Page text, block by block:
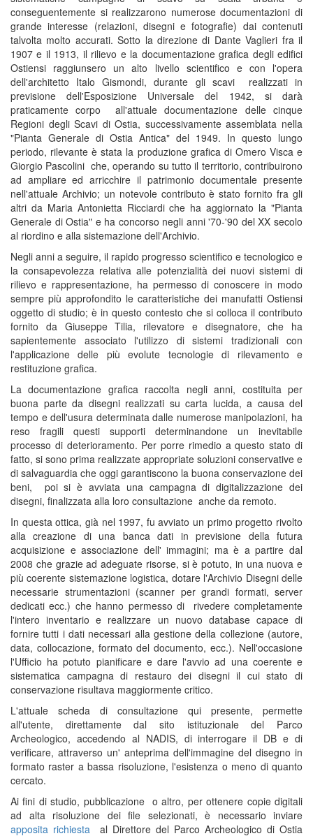
conseguentemente si realizzarono numerose documentazioni di
grande interesse (relazioni, disegni e fotografie) dai contenuti
talvolta molto accurati. Sotto la direzione di Dante Vaglieri fra il
1907 e il 1913, il rilievo e la documentazione grafica degli edifici
Ostiensi raggiunsero un alto livello scientifico e con l'opera
dell'architetto Italo Gismondi, durante gli scavi realizzati in
previsione dell'Esposizione Universale del 1942, si darà
praticamente corpo all'attuale documentazione delle cinque
Regioni degli Scavi di Ostia, successivamente assemblata nella
"Pianta Generale di Ostia Antica" del 1949. In questo lungo
periodo, rilevante è stata la produzione grafica di Omero Visca e
Giorgio Pascolini che, operando su tutto il territorio, contribuirono
ad ampliare ed arricchire il patrimonio documentale presente
nell'attuale Archivio; un notevole contributo è stato fornito fra gli
altri da Maria Antonietta Ricciardi che ha aggiornato la "Pianta
Generale di Ostia" e ha concorso negli anni '70-'90 del XX secolo
al riordino e alla sistemazione dell'Archivio.
Negli anni a seguire, il rapido progresso scientifico e tecnologico e
la consapevolezza relativa alle potenzialità dei nuovi sistemi di
rilievo e rappresentazione, ha permesso di conoscere in modo
sempre più approfondito le caratteristiche dei manufatti Ostiensi
oggetto di studio; è in questo contesto che si colloca il contributo
fornito da Giuseppe Tilia, rilevatore e disegnatore, che ha
sapientemente associato l'utilizzo di sistemi tradizionali con
l'applicazione delle più evolute tecnologie di rilevamento e
restituzione grafica.
La documentazione grafica raccolta negli anni, costituita per
buona parte da disegni realizzati su carta lucida, a causa del
tempo e dell'usura determinata dalle numerose manipolazioni, ha
reso fragili questi supporti determinandone un inevitabile
processo di deterioramento. Per porre rimedio a questo stato di
fatto, si sono prima realizzate appropriate soluzioni conservative e
di salvaguardia che oggi garantiscono la buona conservazione dei
beni, poi si è avviata una campagna di digitalizzazione dei
disegni, finalizzata alla loro consultazione anche da remoto.
In questa ottica, già nel 1997, fu avviato un primo progetto rivolto
alla creazione di una banca dati in previsione della futura
acquisizione e associazione dell' immagini; ma è a partire dal
2008 che grazie ad adeguate risorse, si è potuto, in una nuova e
più coerente sistemazione logistica, dotare l'Archivio Disegni delle
necessarie strumentazioni (scanner per grandi formati, server
dedicati ecc.) che hanno permesso di rivedere completamente
l'intero inventario e realizzare un nuovo database capace di
fornire tutti i dati necessari alla gestione della collezione (autore,
data, collocazione, formato del documento, ecc.). Nell'occasione
l'Ufficio ha potuto pianificare e dare l'avvio ad una coerente e
sistematica campagna di restauro dei disegni il cui stato di
conservazione risultava maggiormente critico.
L'attuale scheda di consultazione qui presente, permette
all'utente, direttamente dal sito istituzionale del Parco
Archeologico, accedendo al NADIS, di interrogare il DB e di
verificare, attraverso un' anteprima dell'immagine del disegno in
formato raster a bassa risoluzione, l'esistenza o meno di quanto
cercato.
Ai fini di studio, pubblicazione o altro, per ottenere copie digitali
ad alta risoluzione dei file selezionati, è necessario inviare
apposita richiesta al Direttore del Parco Archeologico di Ostia